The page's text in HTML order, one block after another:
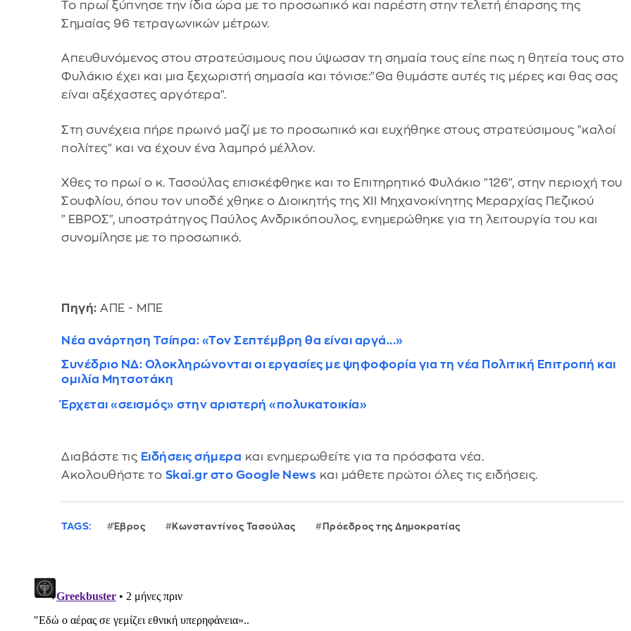
Το πρωί ξύπνησε την ίδια ώρα με το προσωπικό και παρέστη στην τελετή έπαρσης της
Σημαίας 96 τετραγωνικών μέτρων.
Απευθυνόμενος στου στρατεύσιμους που ύψωσαν τη σημαία τους είπε πως η θητεία τους στο
Φυλάκιο έχει και μια ξεχωριστή σημασία και τόνισε:"Θα θυμάστε αυτές τις μέρες και θας σας
είναι αξέχαστες αργότερα".
Στη συνέχεια πήρε πρωινό μαζί με το προσωπικό και ευχήθηκε στους στρατεύσιμους "καλοί
πολίτες" και να έχουν ένα λαμπρό μέλλον.
Χθες το πρωί ο κ. Τασούλας επισκέφθηκε και το Επιτηρητικό Φυλάκιο "126", στην περιοχή του
Σουφλίου, όπου τον υποδέ χθηκε ο Διοικητής της XII Μηχανοκίνητης Μεραρχίας Πεζικού
"ΕΒΡΟΣ", υποστράτηγος Παύλος Ανδρικόπουλος, ενημερώθηκε για τη λειτουργία του και
συνομίλησε με το προσωπικό.
Πηγή: ΑΠΕ - ΜΠΕ
Νέα ανάρτηση Τσίπρα: «Τον Σεπτέμβρη θα είναι αργά...»
Συνέδριο ΝΔ: Ολοκληρώνονται οι εργασίες με ψηφοφορία για τη νέα Πολιτική Επιτροπή και
ομιλία Μητσοτάκη
Έρχεται «σεισμός» στην αριστερή «πολυκατοικία»
Διαβάστε τις Ειδήσεις σήμερα και ενημερωθείτε για τα πρόσφατα νέα.
Ακολουθήστε το Skai.gr στο Google News και μάθετε πρώτοι όλες τις ειδήσεις.
TAGS: Έβρος Κωνσταντίνος Τασούλας Πρόεδρος της Δημοκρατίας